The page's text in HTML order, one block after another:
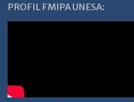
PROFIL FMIPA UNESA: